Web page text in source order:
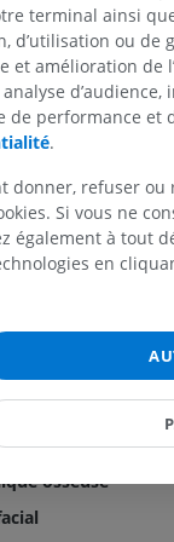
temporal
l'os temporal
occipitale
pétreuse
de la partie pétreuse
de la partie
de la partie
osseuse
IRM du
IRM
PREMIUM
IRM de la
PREMIUM
supérieur
Membre
terminal ainsi
d’utilisation ou
et amélioration
de performance et
.
donner, refuser
Si vous ne
également à tout
en